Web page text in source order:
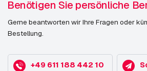
Benötigen Sie persönliche
Gerne beantworten wir Ihre Fragen oder
Bestellung.
+49 611 188 442 10